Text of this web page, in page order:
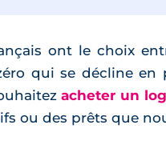
ont le choix
qui se décline en
acheter un
ou des prêts que